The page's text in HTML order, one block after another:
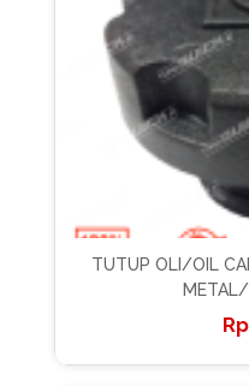
TUTUP OLI/OIL